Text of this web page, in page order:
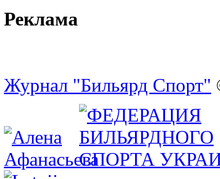
Реклама
Журнал "Бильярд Спорт"